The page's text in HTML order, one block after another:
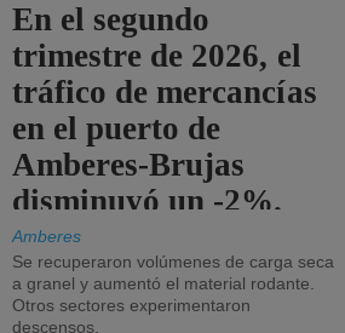
En el segundo
trimestre de 2026, el
tráfico de mercancías
en el puerto de
Amberes-Brujas
disminuyó un -2%.
Amberes
Se recuperaron volúmenes de carga seca
a granel y aumentó el material rodante.
Otros sectores experimentaron
descensos.